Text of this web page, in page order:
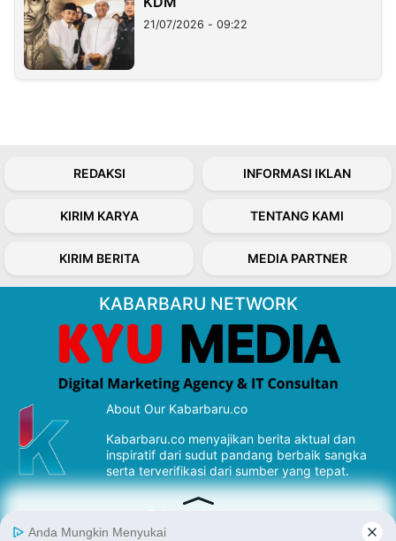
21/07/2026 - 09:22
REDAKSI INFORMASI IKLAN
KIRIM KARYA TENTANG KAMI
KIRIM BERITA MEDIA PARTNER
KABARBARU NETWORK
About Our Kabarbaru.co
Kabarbaru.co menyajikan berita aktual dan
inspiratif dari sudut pandang berbaik sangka
serta terverifikasi dari sumber yang tepat.